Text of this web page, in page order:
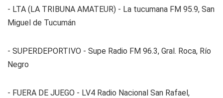
- LTA (LA TRIBUNA AMATEUR) - La tucumana FM 95.9, San
Miguel de Tucumán
- SUPERDEPORTIVO - Supe Radio FM 96.3, Gral. Roca, Río
Negro
- FUERA DE JUEGO - LV4 Radio Nacional San Rafael,